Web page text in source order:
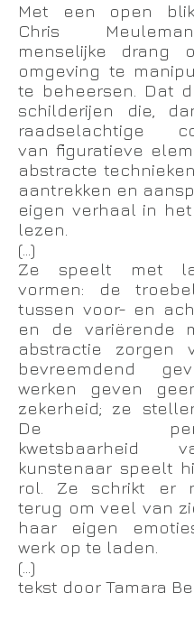
Met een open
Chris
menselijke drang
omgeving te
te beheersen. Dat
schilderijen die,
raadselachtige
van figuratieve
abstracte
aantrekken en
eigen verhaal in
lezen.
(...)
Ze speelt met
vormen: de
tussen voor- en
en de variërende
abstractie zorgen
bevreemdend
werken geven
zekerheid; ze
De
kwetsbaarheid
kunstenaar speelt
rol. Ze schrikt er
terug om veel van
haar eigen
werk op te laden.
(...)
tekst door Tamara